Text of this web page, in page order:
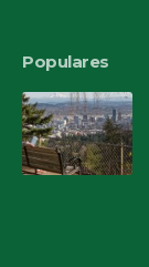
Populares